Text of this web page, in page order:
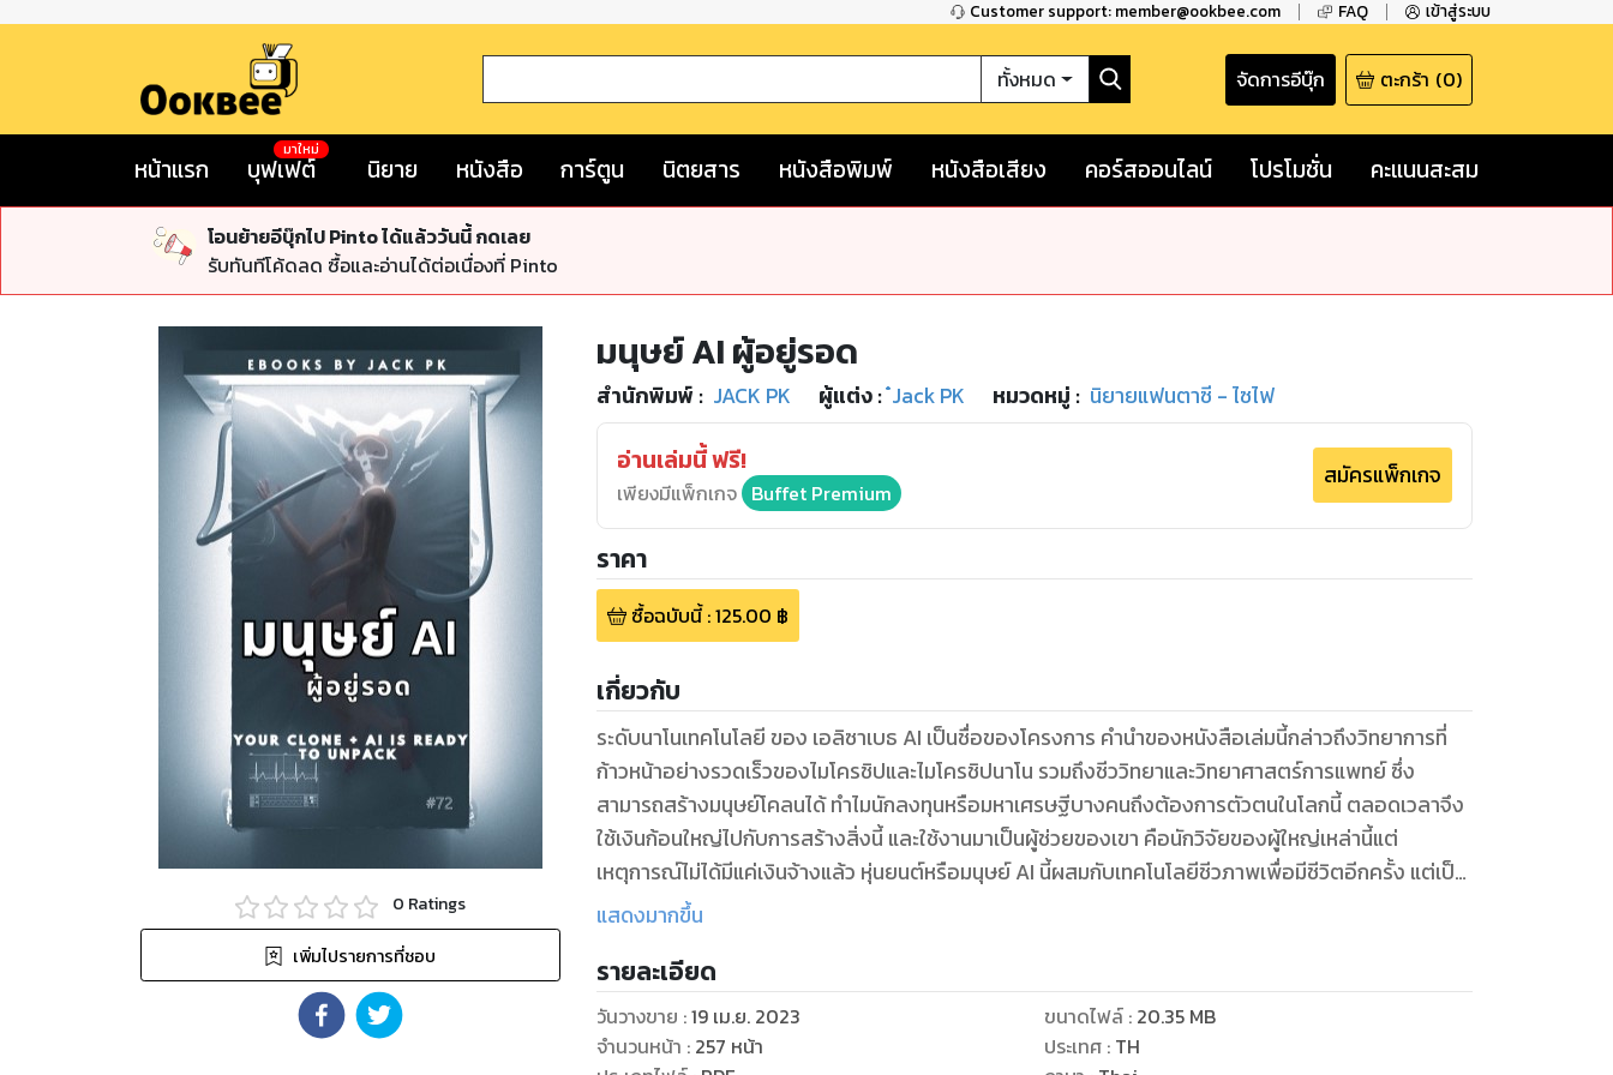
Customer support: member@ookbee.com FAQ เข้าสู่ระบบ
ทั้งหมด จัดการอีบุ๊ก ตะกร้า (0)
หน้าแรก บุฟเฟต์
มาใหม่
นิยาย หนังสือ การ์ตูน นิตยสาร หนังสือพิมพ์ หนังสือเสียง คอร์สออนไลน์ โปรโมชั่น คะแนนสะสม
โอนย้ายอีบุ๊กไป Pinto ได้แล้ววันนี้ กดเลย
รับทันทีโค้ดลด ซื้อและอ่านได้ต่อเนื่องที่ Pinto
0 Ratings
เพิ่มไปรายการที่ชอบ
มนุษย์ AI ผู้อยู่รอด
สำนักพิมพ์ : JACK PK ผู้แต่ง : ๋Jack PK หมวดหมู่ : นิยายแฟนตาซี - ไซไฟ
อ่านเล่มนี้ ฟรี!
เพียงมีแพ็กเกจ Buffet Premium
สมัครแพ็กเกจ
ราคา
ซื้อฉบับนี้:125.00 ฿
เกี่ยวกับ
ระดับนาโนเทคโนโลยี ของ เอลิซาเบธ AI เป็นชื่อของโครงการ คำนำของหนังสือเล่มนี้กล่าวถึงวิทยาการที่
ก้าวหน้าอย่างรวดเร็วของไมโครชิปและไมโครชิปนาโน รวมถึงชีววิทยาและวิทยาศาสตร์การแพทย์ ซึ่ง
สามารถสร้างมนุษย์โคลนได้ ทำไมนักลงทุนหรือมหาเศรษฐีบางคนถึงต้องการตัวตนในโลกนี้ ตลอดเวลาจึง
ใช้เงินก้อนใหญ่ไปกับการสร้างสิ่งนี้ และใช้งานมาเป็นผู้ช่วยของเขา คือนักวิจัยของผู้ใหญ่เหล่านี้แต่
เหตุการณ์ไม่ได้มีแค่เงินจ้างแล้ว หุ่นยนต์หรือมนุษย์ AI นี้ผสมกับเทคโนโลยีชีวภาพเพื่อมีชีวิตอีกครั้ง แต่เป็น
เผ่าพันธุ์ที่ไม่ใช่ สันนิษฐานว่าเขาเกิดมาในฐานะโคลนนิ่งที่ผลิตขึ้นเอง ถูกสร้างขึ้นมาใหม่ในระบบอุตสาหกรรม
มนุษย์กลุ่มนี้กลายเป็นที่รู้จักในชื่อ "เอลิซาเบธ คลาส" พวกเขาเข้าถึงเทคโนโลยี ทรัพยากร และพลังงาน
ล่าสุดได้ พวกเขาใช้ชีวิตอย่างหรูหรา ได้รับการปกป้องจากสังคมอื่นๆ ที่ต่อสู้กับความยากจนและทรัพยากร
ที่มีอยู่อย่างจำกัด ชนชั้นของเอลิซาเบธมีกฎหมาย กระบวนการยุติธรรม และชุดค่านิยมของตนเอง เมื่อเวลา
แสดงมากขึ้น
รายละเอียด
วันวางขาย :19 เม.ย. 2023
จำนวนหน้า : 257 หน้า
ขนาดไฟล์: 20.35 MB
ประเทศ : TH